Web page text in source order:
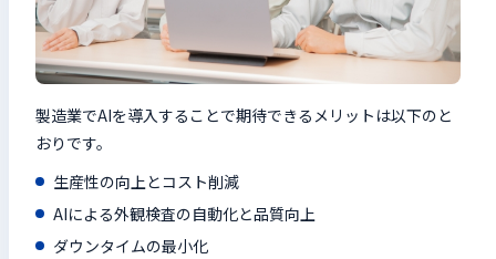
製造業でAIを導入することで期待できるメリットは以下のと
おりです。
生産性の向上とコスト削減
AIによる外観検査の自動化と品質向上
ダウンタイムの最小化